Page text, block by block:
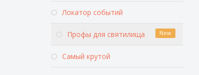
Локатор событий
New
Профы для святилища
Самый крутой